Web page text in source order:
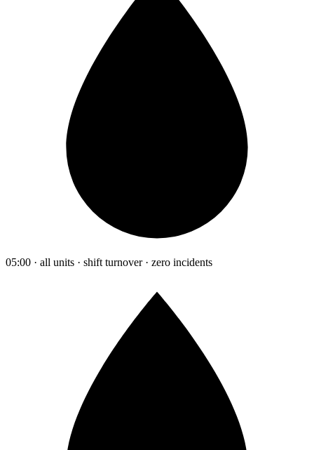
05:00 · all units · shift turnover · zero incidents